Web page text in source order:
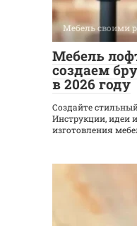
Мебель своими
Мебель
создаем
в 2026 году
Создайте
Инструкции, идеи
изготовления